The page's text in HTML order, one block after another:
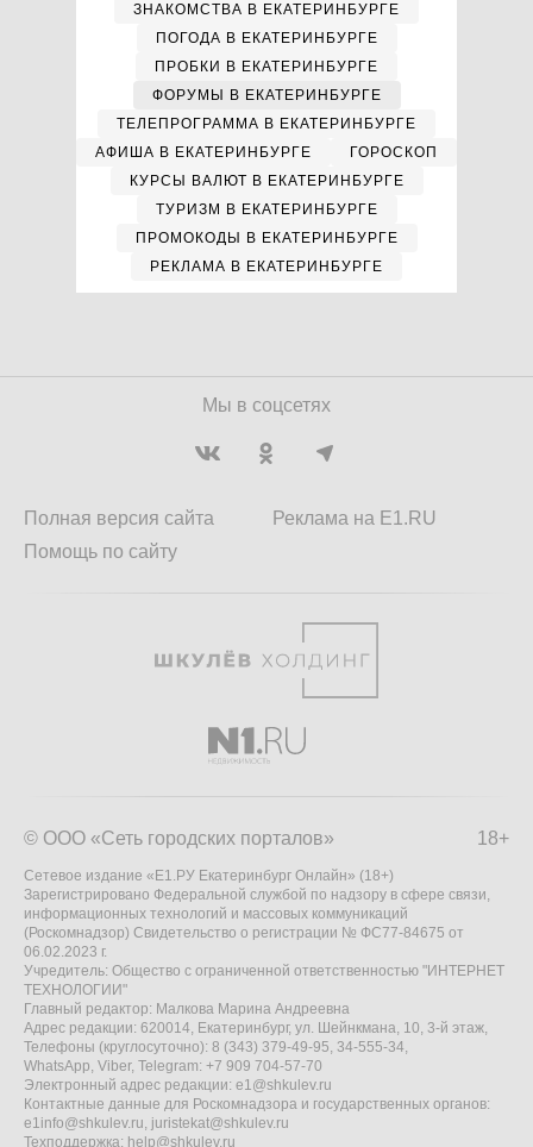
ЗНАКОМСТВА В ЕКАТЕРИНБУРГЕ
ПОГОДА В ЕКАТЕРИНБУРГЕ
ПРОБКИ В ЕКАТЕРИНБУРГЕ
ФОРУМЫ В ЕКАТЕРИНБУРГЕ
ТЕЛЕПРОГРАММА В ЕКАТЕРИНБУРГЕ
АФИША В ЕКАТЕРИНБУРГЕ
ГОРОСКОП
КУРСЫ ВАЛЮТ В ЕКАТЕРИНБУРГЕ
ТУРИЗМ В ЕКАТЕРИНБУРГЕ
ПРОМОКОДЫ В ЕКАТЕРИНБУРГЕ
РЕКЛАМА В ЕКАТЕРИНБУРГЕ
Мы в соцсетях
Полная версия сайта
Помощь по сайту
Реклама на E1.RU
18+
© ООО «Сеть городских порталов»
Сетевое издание «Е1.РУ Екатеринбург Онлайн» (18+)
Зарегистрировано Федеральной службой по надзору в сфере связи,
информационных технологий и массовых коммуникаций
(Роскомнадзор) Свидетельство о регистрации № ФС77-84675 от
06.02.2023 г.
Учредитель: Общество с ограниченной ответственностью "ИНТЕРНЕТ
ТЕХНОЛОГИИ"
Главный редактор: Малкова Марина Андреевна
Адрес редакции: 620014, Екатеринбург, ул. Шейнкмана, 10, 3-й этаж,
Телефоны (круглосуточно): 8 (343) 379-49-95, 34-555-34,
WhatsApp, Viber, Telegram: +7 909 704-57-70
Электронный адрес редакции: e1@shkulev.ru
Контактные данные для Роскомнадзора и государственных органов:
e1info@shkulev.ru, juristekat@shkulev.ru
Техподдержка: help@shkulev.ru